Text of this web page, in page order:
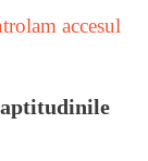
accesul
aptitudinile